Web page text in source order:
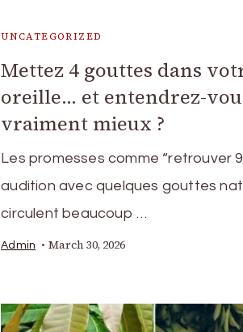
UNCATEGORIZED
Mettez 4 gouttes dans
oreille… et entendrez-
vraiment mieux ?
Les promesses comme “retrouver
audition avec quelques gouttes
circulent beaucoup …
Admin March 30, 2026